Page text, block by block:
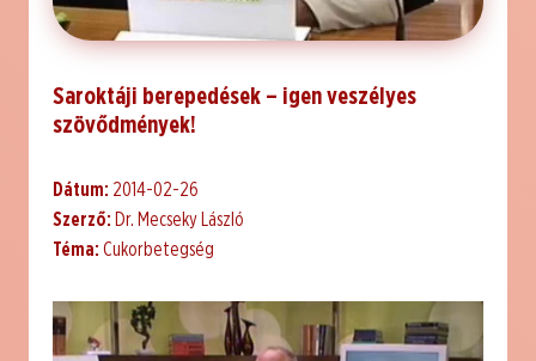
Saroktáji berepedések – igen veszélyes
szövődmények!
Dátum: 2014-02-26
Szerző: Dr. Mecseky László
Téma: Cukorbetegség